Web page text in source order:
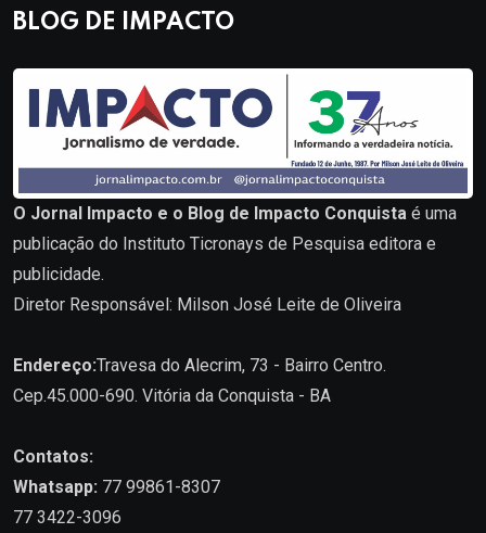
BLOG DE IMPACTO
O Jornal Impacto e o Blog de Impacto Conquista é uma
publicação do Instituto Ticronays de Pesquisa editora e
publicidade.
Diretor Responsável: Milson José Leite de Oliveira
Endereço:Travesa do Alecrim, 73 - Bairro Centro.
Cep.45.000-690. Vitória da Conquista - BA
Contatos:
Whatsapp: 77 99861-8307
77 3422-3096